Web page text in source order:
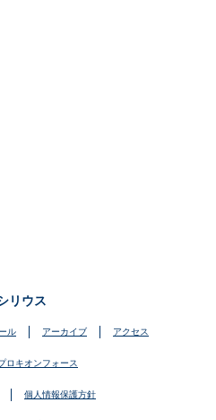
リウス
ル アーカイブ アクセス
ロキオンフォース
個人情報保護方針